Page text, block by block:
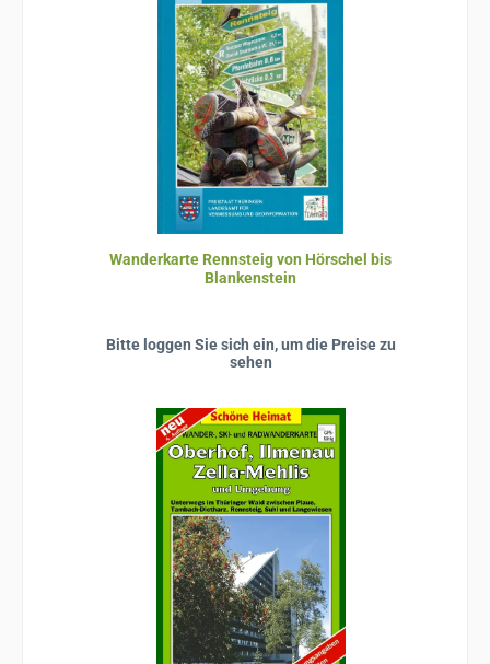
Wanderkarte Rennsteig von Hörschel bis
Blankenstein
Bitte loggen Sie sich ein, um die Preise zu
sehen